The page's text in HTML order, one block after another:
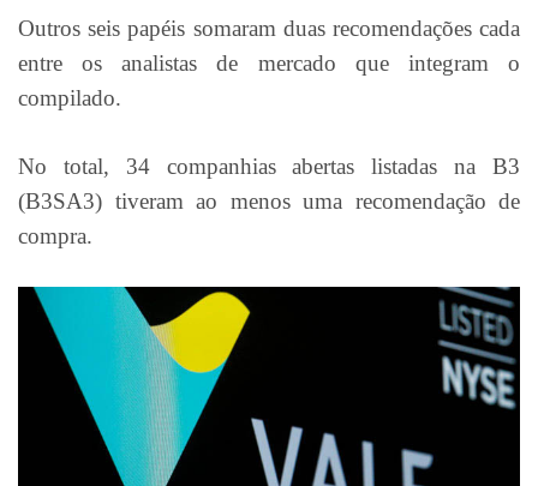
Outros seis papéis somaram duas recomendações cada
entre os analistas de mercado que integram o
compilado.
No total, 34 companhias abertas listadas na B3
(B3SA3) tiveram ao menos uma recomendação de
compra.